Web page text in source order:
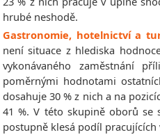
hrubé neshodě.
Gastronomie, hotelnictví a
není situace z hlediska
vykonávaného zaměstnání
poměrnými hodnotami
dosahuje 30 % z nich a na
41 %. V této skupině oborů se
postupně klesá podíl pracujících